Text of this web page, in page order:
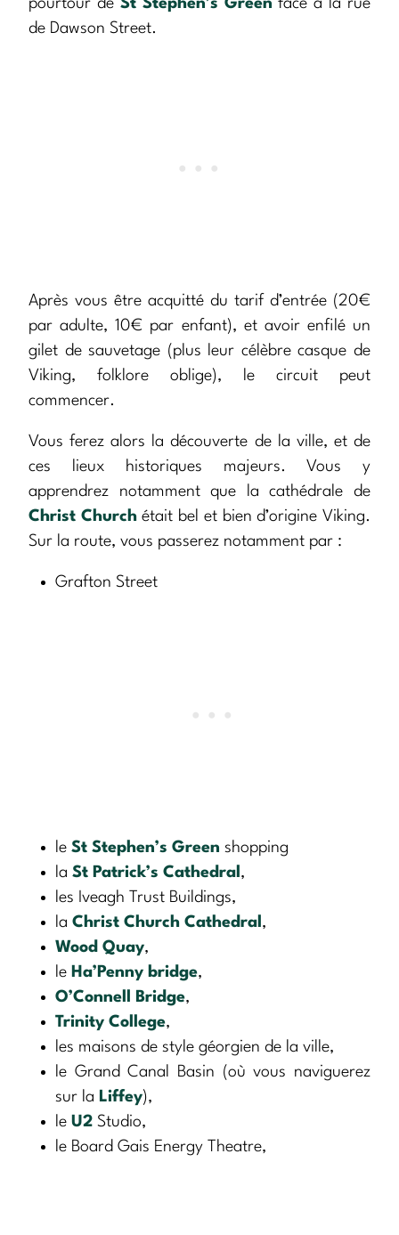
pourtour de St Stephen’s Green face à la rue
de Dawson Street.
Après vous être acquitté du tarif d’entrée (20€
par adulte, 10€ par enfant), et avoir enfilé un
gilet de sauvetage (plus leur célèbre casque de
Viking, folklore oblige), le circuit peut
commencer.
Vous ferez alors la découverte de la ville, et de
ces lieux historiques majeurs. Vous y
apprendrez notamment que la cathédrale de
Christ Churchétait bel et bien d’origine Viking.
Sur la route, vous passerez notamment par :
Grafton Street
le St Stephen’s Green shopping
la St Patrick’s Cathedral ,
les Iveagh Trust Buildings,
la Christ Church Cathedral ,
Wood Quay,
le Ha’Penny bridge,
O’Connell Bridge,
Trinity College,
les maisons de style géorgien de la ville,
le Grand Canal Basin (où vous naviguerez
sur la Liffey),
le U2 Studio,
le Board Gais Energy Theatre,